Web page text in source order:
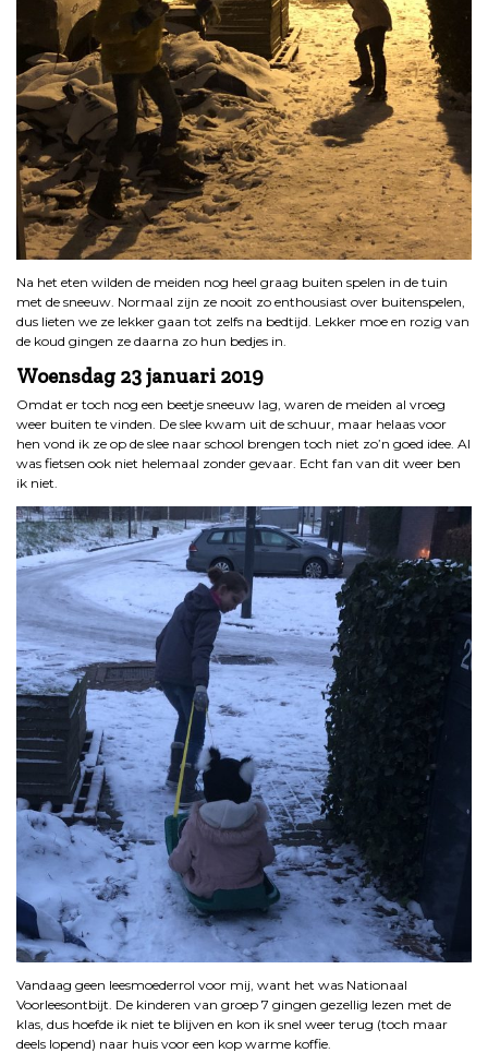
Na het eten wilden de meiden nog heel graag buiten spelen in de tuin
met de sneeuw. Normaal zijn ze nooit zo enthousiast over buitenspelen,
dus lieten we ze lekker gaan tot zelfs na bedtijd. Lekker moe en rozig van
de koud gingen ze daarna zo hun bedjes in.
Woensdag 23 januari 2019
Omdat er toch nog een beetje sneeuw lag, waren de meiden al vroeg
weer buiten te vinden. De slee kwam uit de schuur, maar helaas voor
hen vond ik ze op de slee naar school brengen toch niet zo’n goed idee. Al
was fietsen ook niet helemaal zonder gevaar. Echt fan van dit weer ben
ik niet.
Vandaag geen leesmoederrol voor mij, want het was Nationaal
Voorleesontbijt. De kinderen van groep 7 gingen gezellig lezen met de
klas, dus hoefde ik niet te blijven en kon ik snel weer terug (toch maar
deels lopend) naar huis voor een kop warme koffie.